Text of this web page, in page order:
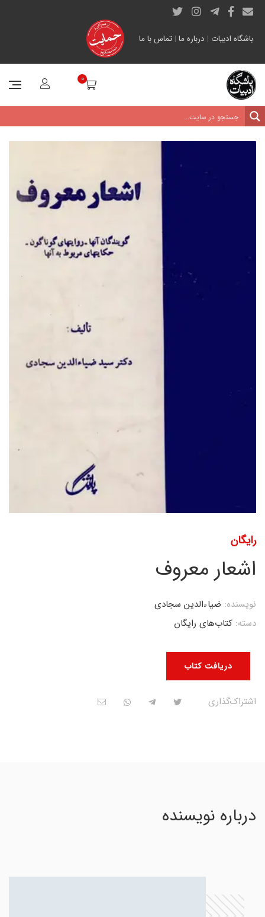
باشگاه ادبیات | درباره ما | تماس با ما
0
رایگان
اشعار معروف
دریافت کتاب
نویسنده: ضیاءالدین سجادی
دسته: کتاب‌های رایگان
اشتراک‌گذاری
درباره نویسنده